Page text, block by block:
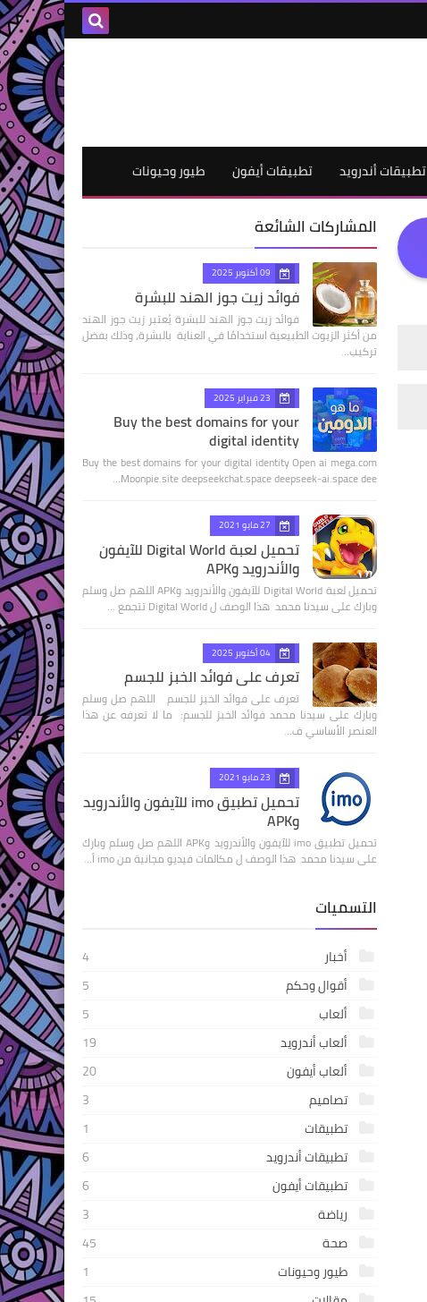
تطبيقات أندرويد تطبيقات أيفون طيور وحيونات
المشاركات الشائعة
09 أكتوبر 2025
فوائد زيت جوز الهند للبشرة
فوائد زيت جوز الهند للبشرة يُعتبر زيت جوز الهند
من أكثر الزيوت الطبيعية استخدامًا في العناية بالبشرة، وذلك بفضل
تركيب…
23 فبراير 2025
Buy the best domains for your
digital identity
Buy the best domains for your digital identity Open ai mega.com
Moonpie.site deepseekchat.space deepseek-ai.space dee…
27 مايو 2021
تحميل لعبة Digital World للآيفون
والأندرويد وAPK
تحميل لعبة Digital World للآيفون والأندرويد وAPK اللهم صل وسلم
وبارك على سيدنا محمد هذا الوصف ل Digital World تتجمع …
04 أكتوبر 2025
تعرف على فوائد الخبز للجسم
تعرف على فوائد الخبز للجسم اللهم صل وسلم
وبارك على سيدنا محمد فوائد الخبز للجسم: ما لا تعرفه عن هذا
العنصر الأساسي ف…
23 مايو 2021
تحميل تطبيق imo للآيفون والأندرويد
وAPK
تحميل تطبيق imo للآيفون والأندرويد وAPK اللهم صل وسلم وبارك
على سيدنا محمد هذا الوصف ل مكالمات فيديو مجانية من imo أ…
التسميات
أخبار
4
أقوال وحكم
5
ألعاب
5
ألعاب أندرويد
19
ألعاب أيفون
20
تصاميم
3
تطبيقات
1
تطبيقات أندرويد
6
تطبيقات أيفون
6
رياضة
3
صحة
45
طيور وحيونات
1